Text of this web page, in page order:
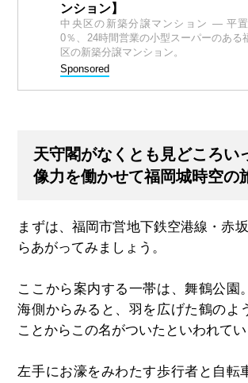
ンション】
中央区の新築分譲マンション — 平
0％、24時間営業の小型スーパーのある
区の新築分譲マンション。
Sponsored
天守閣がなくとも見どころい
像力を働かせて福岡城時空の
まずは、福岡市営地下鉄空港線・赤
らあがってみましょう。
ここから案内する一帯は、舞鶴公園
海側からみると、羽を広げた鶴のよ
ことからこの名がついたといわれてい
左手にお濠をみわたす歩行者と自転